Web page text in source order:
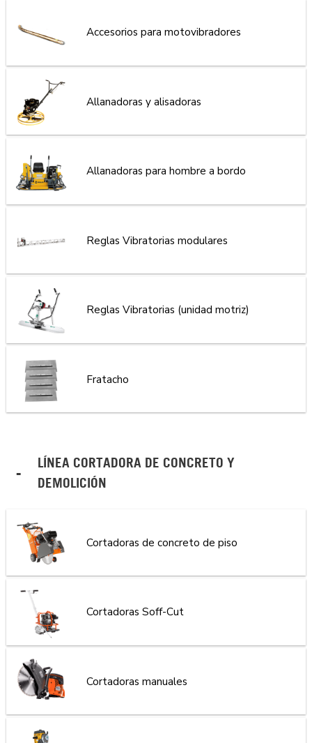
Accesorios para motovibradores
Allanadoras y alisadoras
Allanadoras para hombre a bordo
Reglas Vibratorias modulares
Reglas Vibratorias (unidad motriz)
Fratacho
LÍNEA CORTADORA DE CONCRETO Y
DEMOLICIÓN
Cortadoras de concreto de piso
Cortadoras Soff-Cut
Cortadoras manuales